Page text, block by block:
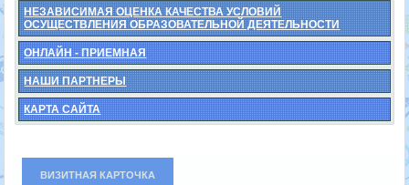
НЕЗАВИСИМАЯ ОЦЕНКА КАЧЕСТВА УСЛОВИЙ
ОСУЩЕСТВЛЕНИЯ ОБРАЗОВАТЕЛЬНОЙ ДЕЯТЕЛЬНОСТИ
ОНЛАЙН - ПРИЕМНАЯ
НАШИ ПАРТНЕРЫ
КАРТА САЙТА
ВИЗИТНАЯ КАРТОЧКА